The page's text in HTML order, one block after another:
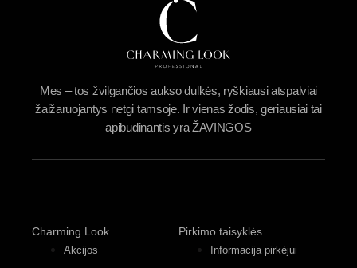
Mes – tos žvilgančios aukso dulkės, ryškiausi atspalviai
žaižaruojantys netgi tamsoje. Ir vienas žodis, geriausiai tai
apibūdinantis yra ŽAVINGOS
Charming Look
Akcijos
Pirkimo taisyklės
Informacija pirkėjui